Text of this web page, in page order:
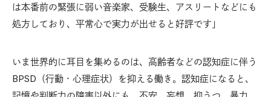
は本番前の緊張に弱い音楽家、受験生、アスリートなどにも
処方しており、平常心で実力が出せると好評です」
いま世界的に耳目を集めるのは、高齢者などの認知症に伴う
BPSD（行動・心理症状）を抑える働き。認知症になると、